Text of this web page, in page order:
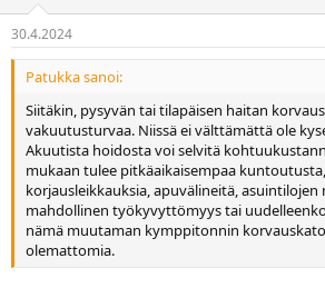
30.4.2024
Patukka sanoi:
Siitäkin, pysyvän tai tilapäisen haitan
vakuutusturvaa. Niissä ei välttämättä ole
Akuutista hoidosta voi selvitä
mukaan tulee pitkäaikaisempaa
korjausleikkauksia, apuvälineitä, asuintilojen
mahdollinen työkyvyttömyys tai
nämä muutaman kymppitonnin
olemattomia.